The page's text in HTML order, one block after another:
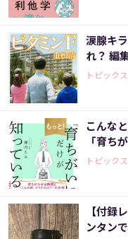
涙腺キ
れ？ 編
トピック
こんな
「育ち
トピック
【付録
ンタン